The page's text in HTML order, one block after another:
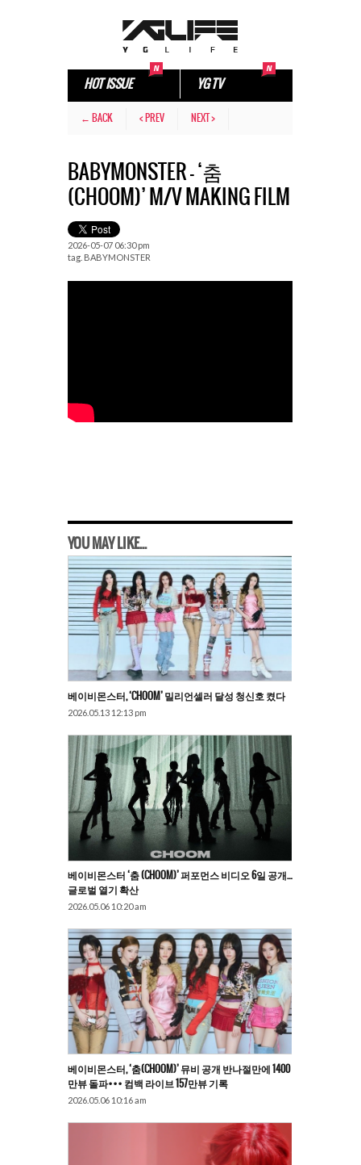
HOT ISSUE YG TV
← BACK < PREV NEXT >
BABYMONSTER – ‘춤
(CHOOM)’ M/V MAKING FILM
2026-05-07 06:30 pm
tag. BABYMONSTER
YOU MAY LIKE...
베이비몬스터, ‘CHOOM’ 밀리언셀러 달성 청신호 켰다
2026.05.13 12:13 pm
베이비몬스터 ‘춤 (CHOOM)’ 퍼포먼스 비디오 6일 공개…
글로벌 열기 확산
2026.05.06 10:20 am
베이비몬스터, ‘춤(CHOOM)’ 뮤비 공개 반나절만에 1400
만뷰 돌파••• 컴백 라이브 157만뷰 기록
2026.05.06 10:16 am